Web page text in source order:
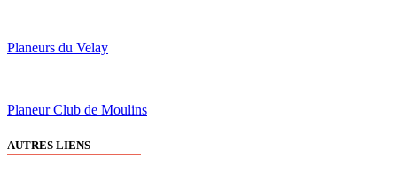
Planeurs du Velay
Planeur Club de Moulins
AUTRES LIENS